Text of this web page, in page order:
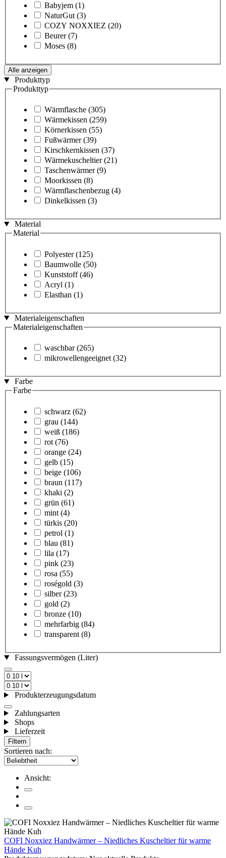
Babyjem (1)
NaturGut (3)
COZY NOXXIEZ (20)
Beurer (7)
Moses (8)
Alle anzeigen
Produkttyp
Produkttyp
Wärmflasche (305)
Wärmekissen (259)
Körnerkissen (55)
Fußwärmer (39)
Kirschkernkissen (37)
Wärmekuscheltier (21)
Taschenwärmer (9)
Moorkissen (8)
Wärmflaschenbezug (4)
Dinkelkissen (3)
Material
Material
Polyester (125)
Baumwolle (50)
Kunststoff (46)
Acryl (1)
Elasthan (1)
Materialeigenschaften
Materialeigenschaften
waschbar (265)
mikrowellengeeignet (32)
Farbe
Farbe
schwarz (62)
grau (144)
weiß (186)
rot (76)
orange (24)
gelb (15)
beige (106)
braun (117)
khaki (2)
grün (61)
mint (4)
türkis (20)
petrol (1)
blau (81)
lila (17)
pink (23)
rosa (55)
roségold (3)
silber (23)
gold (2)
bronze (10)
mehrfarbig (84)
transparent (8)
Fassungsvermögen (Liter)
Produkterzeugungsdatum
Zahlungsarten
Shops
Lieferzeit
Filtern
Sortieren nach:
Ansicht:
COFI Noxxiez Handwärmer – Niedliches Kuscheltier für warme
Hände Kuh